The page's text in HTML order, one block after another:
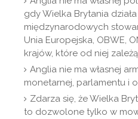
gdy Wielka Brytania
międzynarodowych
Unia Europejska, OBWE,
krajów, które od niej
Anglia nie ma własnej
monetarnej, parlamentu i
Zdarza się, że Wielka
to dozwolone tylko w